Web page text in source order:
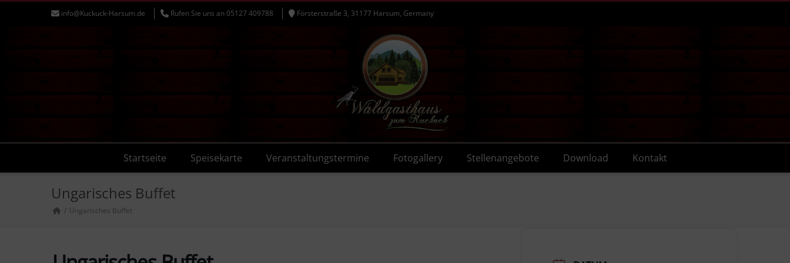
info@Kuckuck-Harsum.de Rufen Sie uns an 05127 409788 Försterstraße 3, 31177 Harsum, Germany
Startseite Speisekarte Veranstaltungstermine Fotogallery Stellenangebote Download Kontakt
Ungarisches Buffet
Ungarisches Buffet